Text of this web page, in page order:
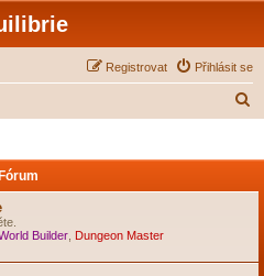
Přihlásit se
Registrovat
Fórum
Builder Dungeon Master